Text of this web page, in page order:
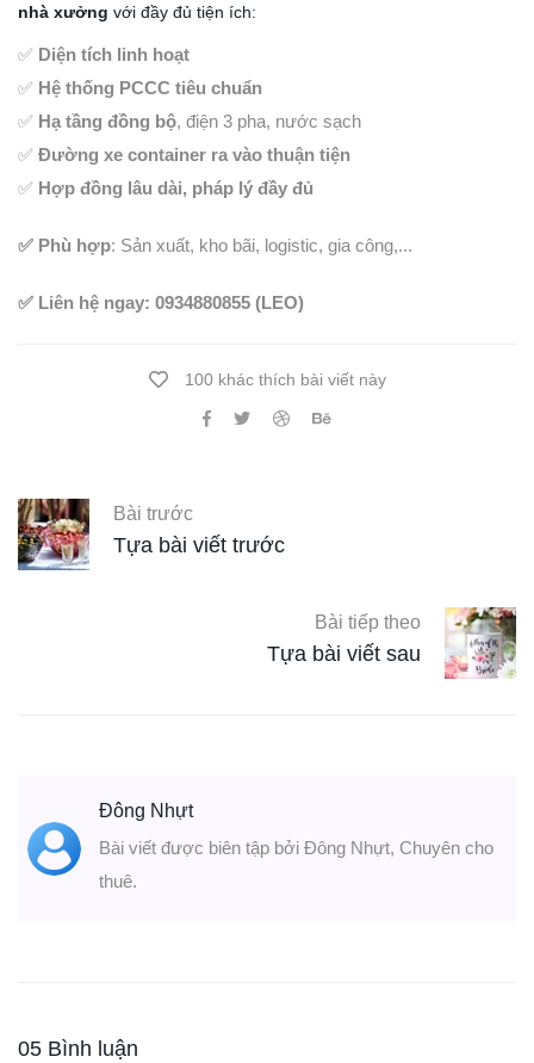
nhà xưởng với đầy đủ tiện ích:
✅ Diện tích linh hoạt
✅ Hệ thống PCCC tiêu chuẩn
✅ Hạ tầng đồng bộ, điện 3 pha, nước sạch
✅ Đường xe container ra vào thuận tiện
✅ Hợp đồng lâu dài, pháp lý đầy đủ
✅ Phù hợp: Sản xuất, kho bãi, logistic, gia công,...
✅ Liên hệ ngay: 0934880855 (LEO)
100 khác thích bài viết này
Bài trước
Tựa bài viết trước
Bài tiếp theo
Tựa bài viết sau
Đông Nhựt
Bài viết được biên tập bởi Đông Nhựt, Chuyên cho
thuê.
05 Bình luận